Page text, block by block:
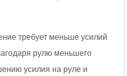
требует меньше усилий
рулю меньшего
усилия на руле и